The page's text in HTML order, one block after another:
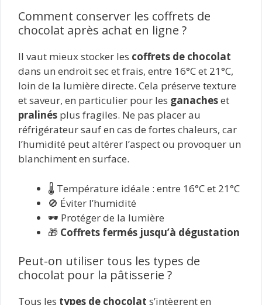
Comment conserver les coffrets de
chocolat après achat en ligne ?
Il vaut mieux stocker les coffrets de chocolat
dans un endroit sec et frais, entre 16°C et 21°C,
loin de la lumière directe. Cela préserve texture
et saveur, en particulier pour les ganacheset
pralinés plus fragiles. Ne pas placer au
réfrigérateur sauf en cas de fortes chaleurs, car
l’humidité peut altérer l’aspect ou provoquer un
blanchiment en surface.
🌡️ Température idéale : entre 16°C et 21°C
🚫 Éviter l’humidité
🕶️ Protéger de la lumière
🎁 Coffrets fermés jusqu’à dégustation
Peut-on utiliser tous les types de
chocolat pour la pâtisserie ?
Tous les types de chocolat s’intègrent en